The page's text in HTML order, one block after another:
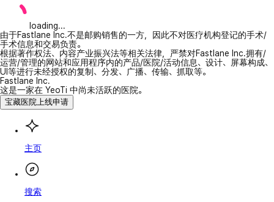
loading...
由于Fastlane Inc.不是邮购销售的一方，因此不对医疗机构登记的手术/
手术信息和交易负责。
根据著作权法、内容产业振兴法等相关法律，严禁对Fastlane Inc.拥有/
运营/管理的网站和应用程序内的产品/医院/活动信息、设计、屏幕构成、
UI等进行未经授权的复制、分发、广播、传输、抓取等。
Fastlane Inc.
这是一家在 YeoTi 中尚未活跃的医院。
宝藏医院上线申请
主页
搜索